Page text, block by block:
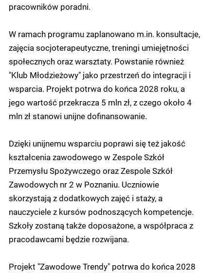
pracowników poradni.
W ramach programu zaplanowano m.in. konsultacje,
zajęcia socjoterapeutyczne, treningi umiejętności
społecznych oraz warsztaty. Powstanie również
"Klub Młodzieżowy" jako przestrzeń do integracji i
wsparcia. Projekt potrwa do końca 2028 roku, a
jego wartość przekracza 5 mln zł, z czego około 4
mln zł stanowi unijne dofinansowanie.
Dzięki unijnemu wsparciu poprawi się też jakość
kształcenia zawodowego w Zespole Szkół
Przemysłu Spożywczego oraz Zespole Szkół
Zawodowych nr 2 w Poznaniu. Uczniowie
skorzystają z dodatkowych zajęć i staży, a
nauczyciele z kursów podnoszących kompetencje.
Szkoły zostaną także doposażone, a współpraca z
pracodawcami będzie rozwijana.
Projekt "Zawodowe Trendy" potrwa do końca 2028